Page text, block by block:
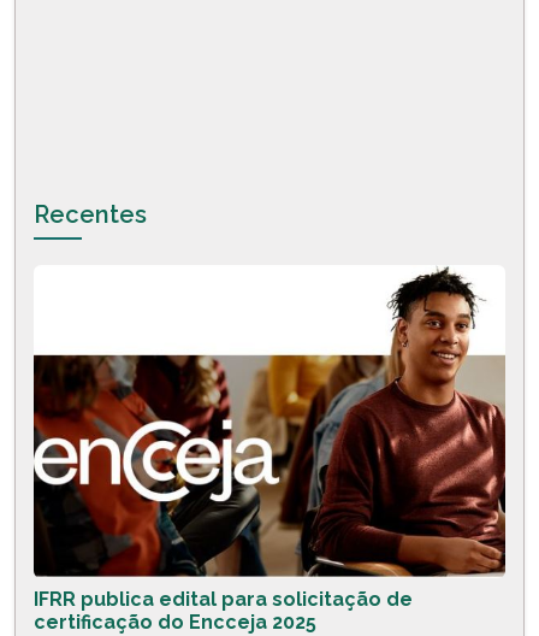
Recentes
IFRR publica edital para solicitação de
certificação do Encceja 2025